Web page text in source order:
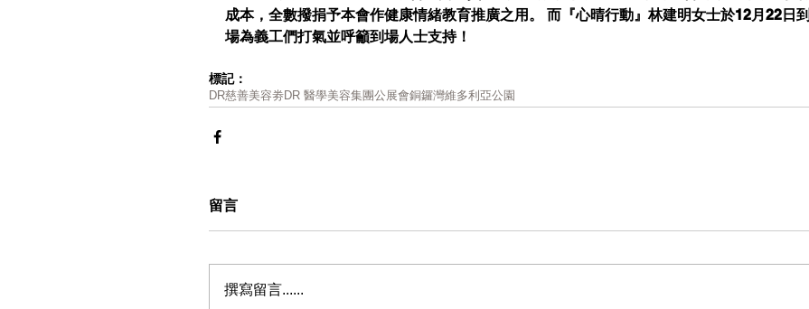
成本，全數撥捐予本會作健康情緒教育推廣之用。 而『心晴行動』林建明女士於12月22日到
場為義工們打氣並呼籲到場人士支持！
標記：
DR慈善美容劵DR 醫學美容集團公展會銅鑼灣維多利亞公園
留言
撰寫留言......